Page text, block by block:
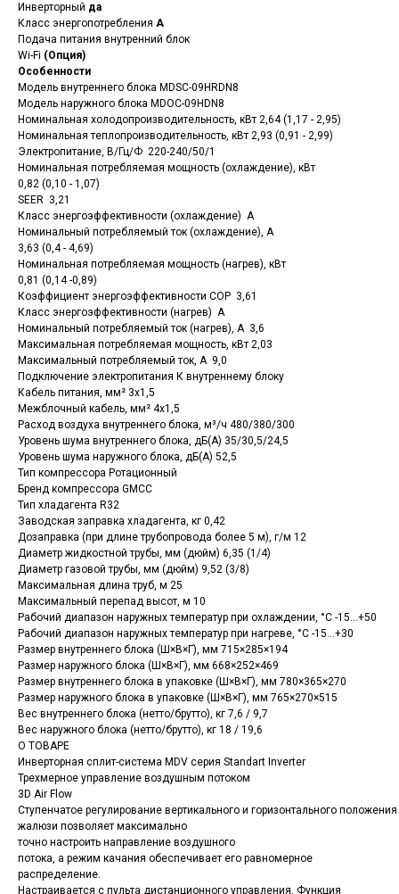
Инверторный да
Класс энергопотребления A
Подача питания внутренний блок
Wi-Fi (Опция)
Особенности
Модель внутреннего блока MDSC-09HRDN8
Модель наружного блока MDOC-09HDN8
Номинальная холодопроизводительность, кВт 2,64 (1,17 - 2,95)
Номинальная теплопроизводительность, кВт 2,93 (0,91 - 2,99)
Электропитание, В/Гц/Ф 220-240/50/1
Номинальная потребляемая мощность (охлаждение), кВт
0,82 (0,10 - 1,07)
SEER 3,21
Класс энергоэффективности (охлаждение) A
Номинальный потребляемый ток (охлаждение), А
3,63 (0,4 - 4,69)
Номинальная потребляемая мощность (нагрев), кВт
0,81 (0,14 -0,89)
Коэффициент энергоэффективности COP 3,61
Класс энергоэффективности (нагрев) A
Номинальный потребляемый ток (нагрев), А 3,6
Максимальная потребляемая мощность, кВт 2,03
Максимальный потребляемый ток, А 9,0
Подключение электропитания К внутреннему блоку
Кабель питания, мм² 3x1,5
Межблочный кабель, мм² 4x1,5
Расход воздуха внутреннего блока, м³/ч 480/380/300
Уровень шума внутреннего блока, дБ(А) 35/30,5/24,5
Уровень шума наружного блока, дБ(А) 52,5
Тип компрессора Ротационный
Бренд компрессора GMCC
Тип хладагента R32
Заводская заправка хладагента, кг 0,42
Дозаправка (при длине трубопровода более 5 м), г/м 12
Диаметр жидкостной трубы, мм (дюйм) 6,35 (1/4)
Диаметр газовой трубы, мм (дюйм) 9,52 (3/8)
Максимальная длина труб, м 25
Максимальный перепад высот, м 10
Рабочий диапазон наружных температур при охлаждении, °C -15...+50
Рабочий диапазон наружных температур при нагреве, °C -15...+30
Размер внутреннего блока (Ш×В×Г), мм 715×285×194
Размер наружного блока (Ш×В×Г), мм 668×252×469
Размер внутреннего блока в упаковке (Ш×В×Г), мм 780×365×270
Размер наружного блока в упаковке (Ш×В×Г), мм 765×270×515
Вес внутреннего блока (нетто/брутто), кг 7,6 / 9,7
Вес наружного блока (нетто/брутто), кг 18 / 19,6
О ТОВАРЕ
Инверторная сплит-система MDV серия Standart Inverter
Трехмерное управление воздушным потоком
3D Air Flow
Ступенчатое регулирование вертикального и горизонтального положения
жалюзи позволяет максимально
точно настроить направление воздушного
потока, а режим качания обеспечивает его равномерное
распределение.
Настраивается с пульта дистанционного управления. Функция